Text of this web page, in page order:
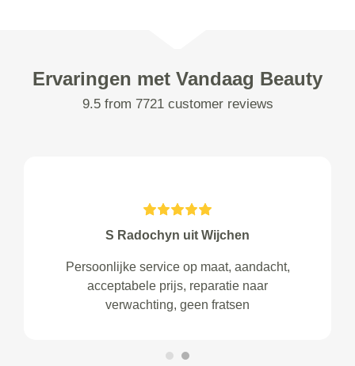
Ervaringen met Vandaag Beauty
9.5 from 7721 customer reviews
S Radochyn uit Wijchen
Persoonlijke service op maat, aandacht,
acceptabele prijs, reparatie naar
verwachting, geen fratsen